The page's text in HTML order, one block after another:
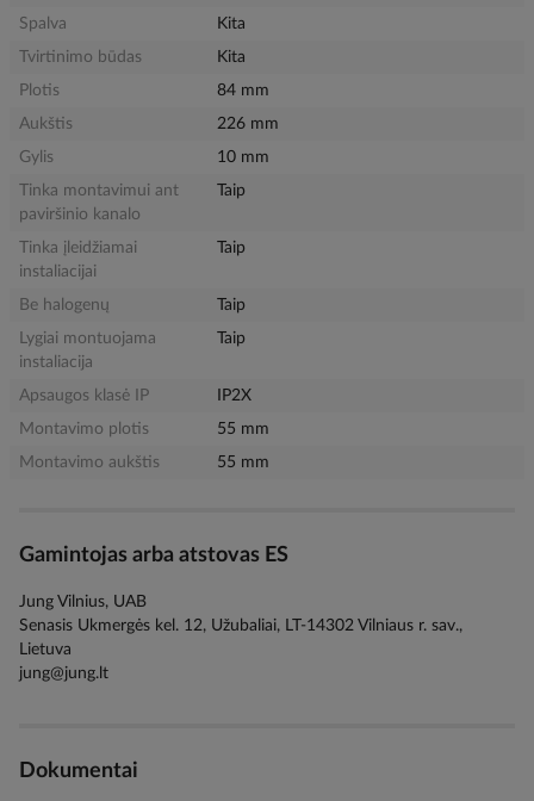
Spalva
Kita
Tvirtinimo būdas
Kita
Plotis
84 mm
Aukštis
226 mm
Gylis
10 mm
Tinka montavimui ant
paviršinio kanalo
Taip
Tinka įleidžiamai
instaliacijai
Taip
Be halogenų
Taip
Lygiai montuojama
instaliacija
Taip
Apsaugos klasė IP
IP2X
Montavimo plotis
55 mm
Montavimo aukštis
55 mm
Gamintojas arba atstovas ES
Jung Vilnius, UAB
Senasis Ukmergės kel. 12, Užubaliai, LT-14302 Vilniaus r. sav.,
Lietuva
jung@jung.lt
Dokumentai